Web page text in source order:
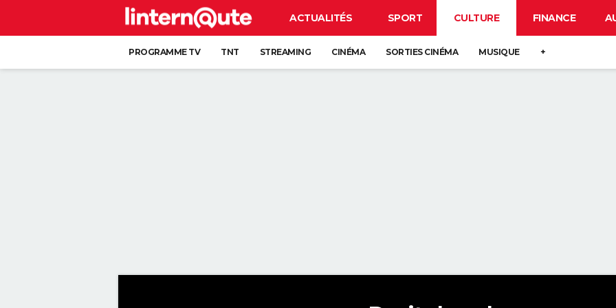
ACTUALITÉS SPORT CULTURE FINANCE
PROGRAMME TV TNT STREAMING CINÉMA SORTIES CINÉMA MUSIQUE +